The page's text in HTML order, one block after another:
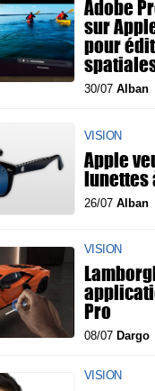
Adobe
sur
pour
30/07 Alban
VISION
Apple
lunettes
26/07 Alban
VISION
Pro
08/07 Dargo
VISION